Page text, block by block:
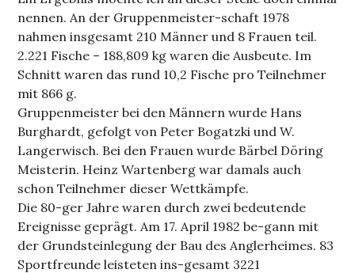
nennen. An der Gruppenmeister-schaft 1978
nahmen insgesamt 210 Männer und 8 Frauen teil.
2.221 Fische – 188,809 kg waren die Ausbeute. Im
Schnitt waren das rund 10,2 Fische pro Teilnehmer
mit 866 g.
Gruppenmeister bei den Männern wurde Hans
Burghardt, gefolgt von Peter Bogatzki und W.
Langerwisch. Bei den Frauen wurde Bärbel Döring
Meisterin. Heinz Wartenberg war damals auch
schon Teilnehmer dieser Wettkämpfe.
Die 80-ger Jahre waren durch zwei bedeutende
Ereignisse geprägt. Am 17. April 1982 be-gann mit
der Grundsteinlegung der Bau des Anglerheimes. 83
Sportfreunde leisteten ins-gesamt 3221